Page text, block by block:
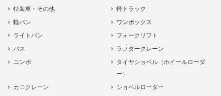
特装車・その他
軽トラック
軽バン
ワンボックス
ライトバン
フォークリフト
バス
ラフタークレーン
ユンボ
タイヤショベル（ホイールローダ
ー）
カニクレーン
ショベルローダー